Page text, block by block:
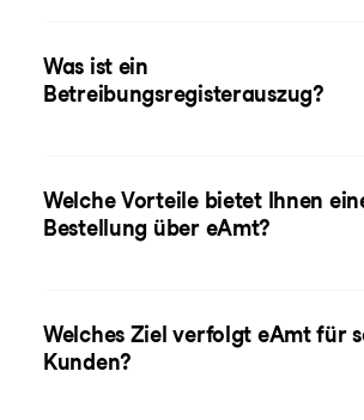
Was ist ein
Betreibungsregisterauszug?
Welche Vorteile bietet Ihnen
Bestellung über eAmt?
Welches Ziel verfolgt eAmt für
Kunden?